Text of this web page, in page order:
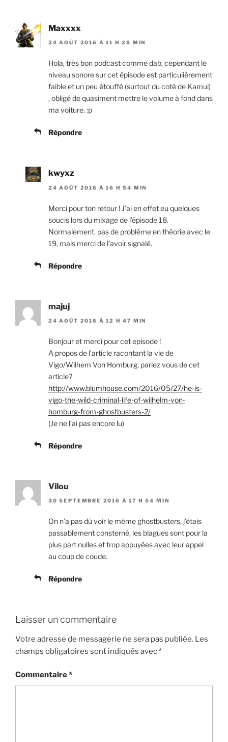
Maxxxx
24 AOÛT 2016 À 11 H 28 MIN
Hola, très bon podcast comme dab, cependant le
niveau sonore sur cet épisode est particulièrement
faible et un peu étouffé (surtout du coté de Kamui)
, obligé de quasiment mettre le volume à fond dans
ma voiture. :p
Répondre
kwyxz
24 AOÛT 2016 À 16 H 54 MIN
Merci pour ton retour ! J’ai en effet eu quelques
soucis lors du mixage de l’épisode 18.
Normalement, pas de problème en théorie avec le
19, mais merci de l’avoir signalé.
Répondre
majuj
24 AOÛT 2016 À 12 H 47 MIN
Bonjour et merci pour cet episode !
A propos de l’article racontant la vie de
Vigo/Wilhem Von Homburg, parlez vous de cet
article?
http://www.blumhouse.com/2016/05/27/he-is-
vigo-the-wild-criminal-life-of-wilhelm-von-
homburg-from-ghostbusters-2/
(Je ne l’ai pas encore lu)
Répondre
Vilou
30 SEPTEMBRE 2016 À 17 H 54 MIN
On n’a pas dû voir le même ghostbusters, j’étais
passablement consterné, les blagues sont pour la
plus part nulles et trop appuyées avec leur appel
au coup de coude.
Répondre
Laisser un commentaire
Votre adresse de messagerie ne sera pas publiée. Les
champs obligatoires sont indiqués avec*
Commentaire*